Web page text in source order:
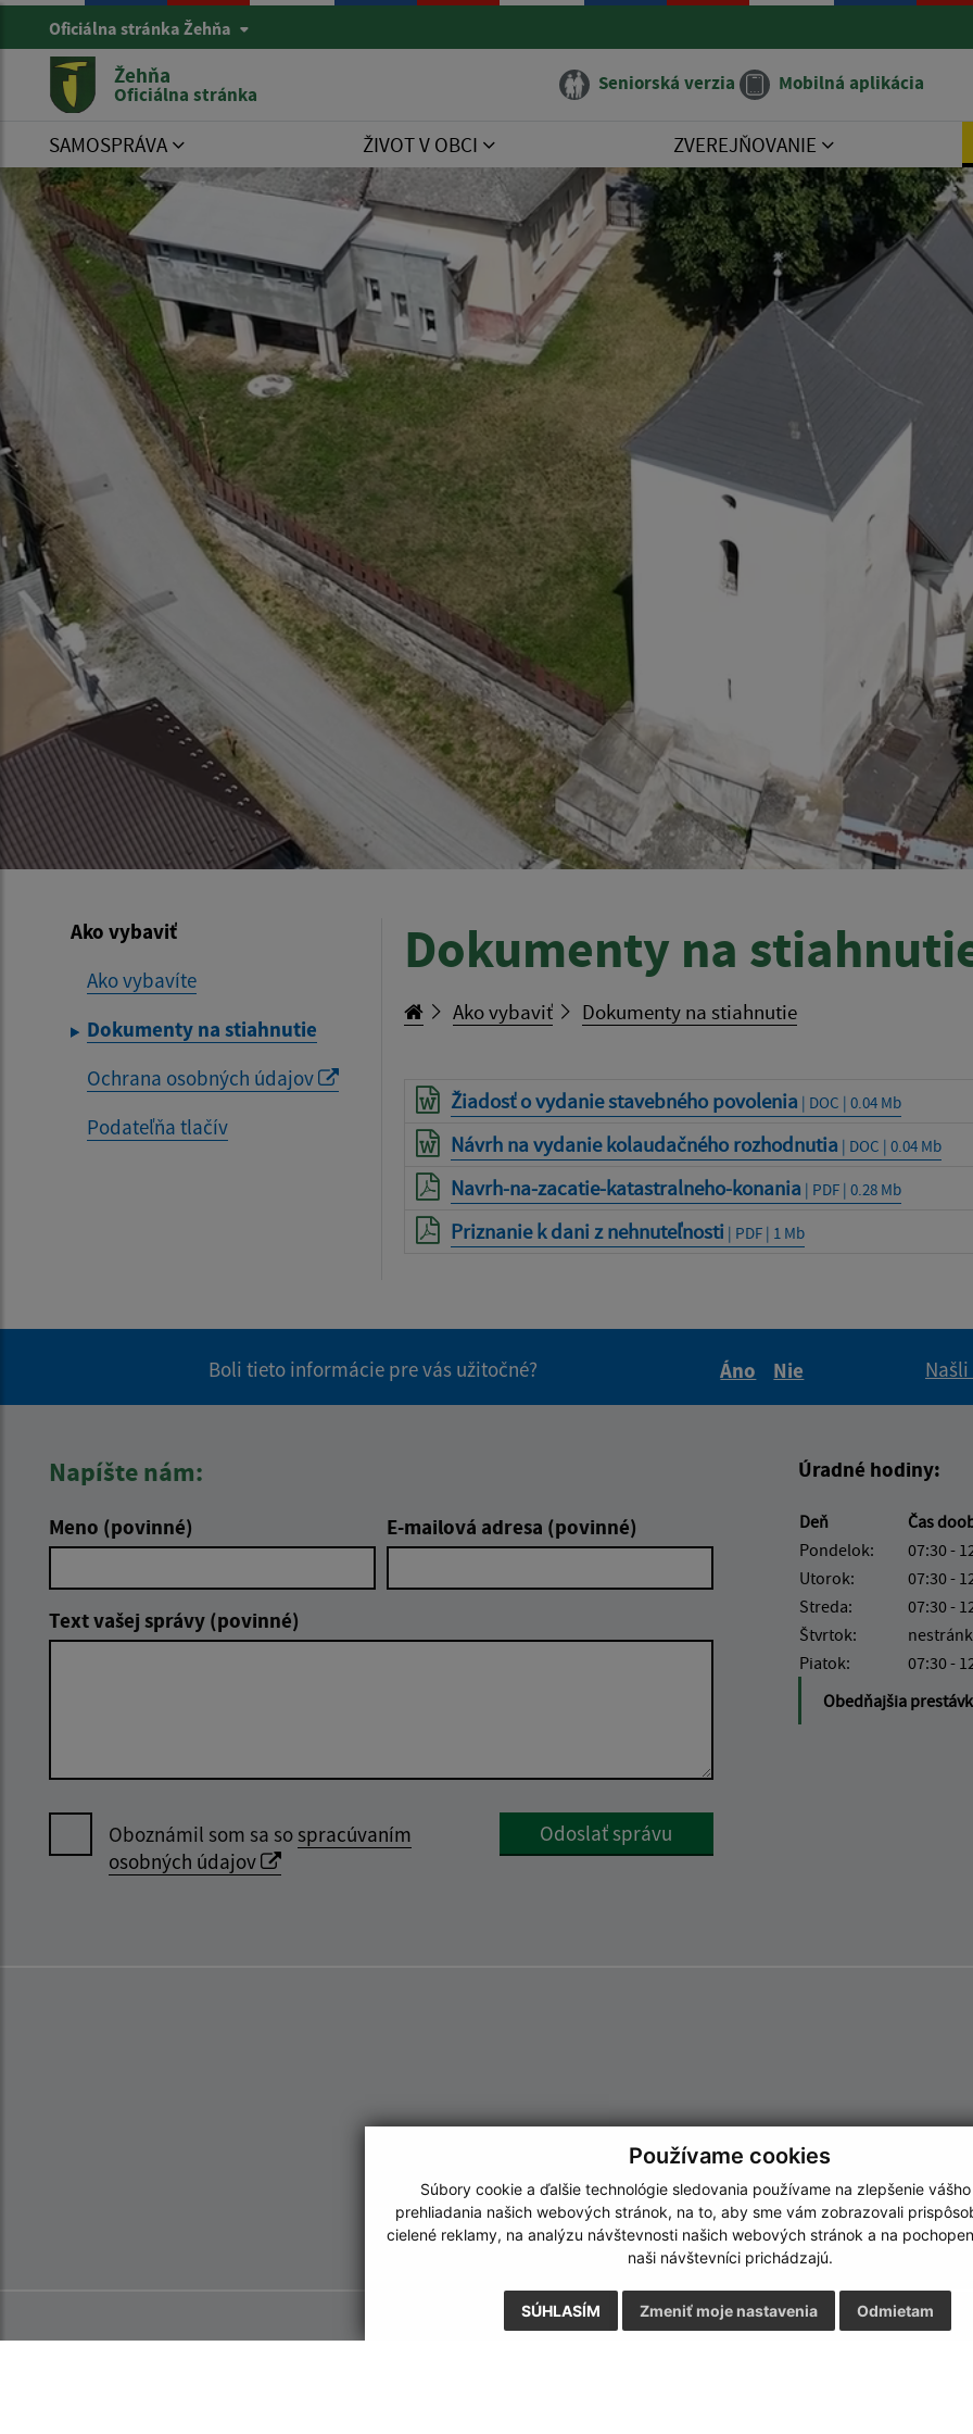
Používame cookies
Súbory cookie a ďalšie technológie sledovania používame na zlepšenie
prehliadania našich webových stránok, na to, aby sme vám zobrazovali
cielené reklamy, na analýzu návštevnosti našich webových stránok a na
naši návštevníci prichádzajú.
SÚHLASÍM Odmietam
Zmeniť moje nastavenia
Oficiálna stránka Žehňa
Žehňa
Oficiálna stránka Seniorská verzia Mobilná aplikácia
SAMOSPRÁVA ŽIVOT V OBCI ZVEREJŇOVANIE
Ako vybaviť
Ako vybavíte
Dokumenty na stiahnutie
Ochrana osobných údajov
Podateľňa tlačív
Dokumenty na
Ako vybaviť Dokumenty na stiahnutie
Žiadosť o vydanie stavebného povolenia | DOC | 0.04 Mb
Návrh na vydanie kolaudačného rozhodnutia | DOC | 0.04 Mb
Navrh-na-zacatie-katastralneho-konania | PDF | 0.28 Mb
Priznanie k dani z nehnuteľnosti | PDF | 1 Mb
Boli tieto informácie pre vás užitočné?
Áno
Nie
Napíšte nám:
Meno (povinné) E-mailová adresa (povinné)
Text vašej správy (povinné)
Oboznámil som sa sospracúvaním
osobných údajov
Odoslať správu
Úradné hodiny:
Deň
Čas
Pondelok:
07:30 -
Utorok:
07:30 -
Streda:
07:30 -
Štvrtok:
Piatok:
07:30 -
Obedňajšia